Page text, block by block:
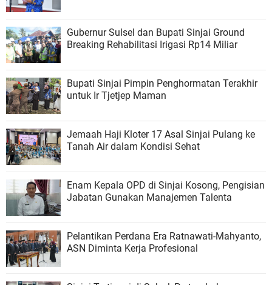
Gubernur Sulsel dan Bupati Sinjai Ground
Breaking Rehabilitasi Irigasi Rp14 Miliar
Bupati Sinjai Pimpin Penghormatan Terakhir
untuk Ir Tjetjep Maman
Jemaah Haji Kloter 17 Asal Sinjai Pulang ke
Tanah Air dalam Kondisi Sehat
Enam Kepala OPD di Sinjai Kosong, Pengisian
Jabatan Gunakan Manajemen Talenta
Pelantikan Perdana Era Ratnawati-Mahyanto,
ASN Diminta Kerja Profesional